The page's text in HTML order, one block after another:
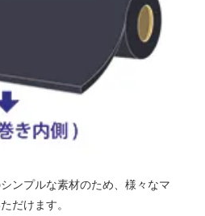
ンプルな素材のため、様々なマ
だけます。